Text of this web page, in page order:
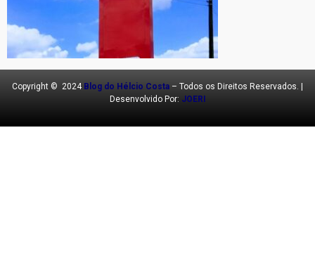
Copyright © 2024 Blog do Hélcio Costa – Todos os Direitos Reservados. |
Desenvolvido Por: JOERI